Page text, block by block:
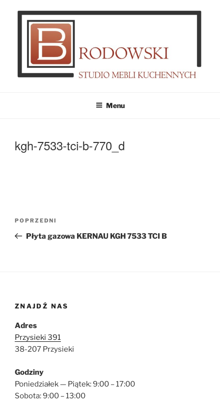
Menu
kgh-7533-tci-b-770_d
Nawigacja
Poprzedni
wpis
POPRZEDNI
Płyta gazowa KERNAU KGH 7533 TCI B
ZNAJDŹ NAS
Adres
Przysieki 391
38-207 Przysieki
Godziny
Poniedziałek — Piątek: 9:00 – 17:00
Sobota: 9:00 – 13:00